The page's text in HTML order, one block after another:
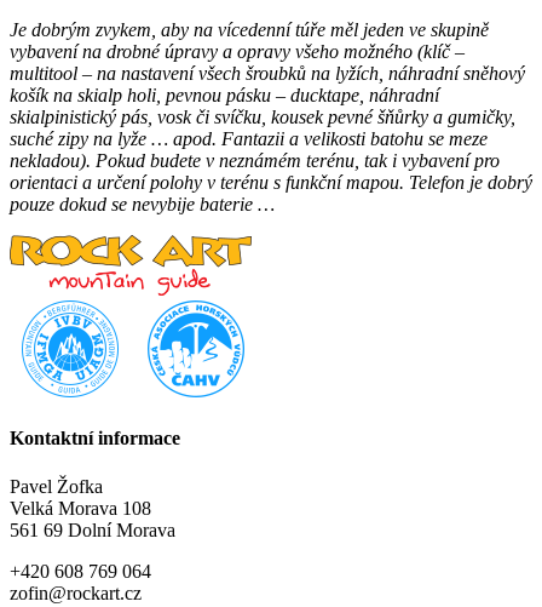
Je dobrým zvykem, aby na vícedenní túře měl jeden ve skupině
vybavení na drobné úpravy a opravy všeho možného (klíč –
multitool – na nastavení všech šroubků na lyžích, náhradní sněhový
košík na skialp holi, pevnou pásku – ducktape, náhradní
skialpinistický pás, vosk či svíčku, kousek pevné šňůrky a gumičky,
suché zipy na lyže … apod. Fantazii a velikosti batohu se meze
nekladou). Pokud budete v neznámém terénu, tak i vybavení pro
orientaci a určení polohy v terénu s funkční mapou. Telefon je dobrý
pouze dokud se nevybije baterie …
Kontaktní informace
Pavel Žofka
Velká Morava 108
561 69 Dolní Morava
+420 608 769 064
zofin@rockart.cz